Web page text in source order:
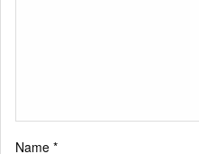
Name *